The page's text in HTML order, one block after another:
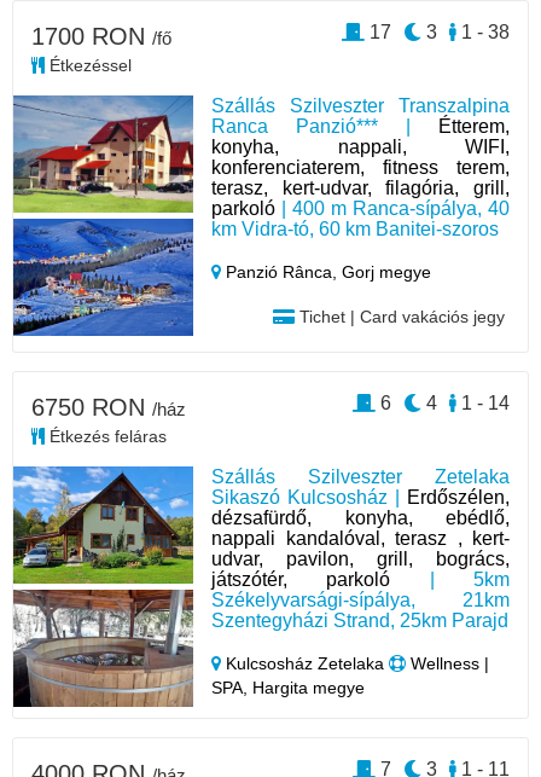
Szállás Szilveszter Transzalpina
Ranca Panzió*** |
Étterem,
konyha, nappali, WIFI,
konferenciaterem, fitness terem,
terasz, kert-udvar, filagória, grill,
parkoló | 400 m Ranca-sípálya, 40
km Vidra-tó, 60 km Banitei-szoros
Panzió Rânca,Gorj megye
Tichet | Card vakációs jegy
1700 RON /fő
Étkezéssel
1 - 38
3
17
Szállás Szilveszter Zetelaka
Sikaszó Kulcsosház |
Erdőszélen,
dézsafürdő, konyha, ebédlő,
nappali kandalóval, terasz , kert-
udvar, pavilon, grill, bogrács,
játszótér, parkoló | 5km
Székelyvarsági-sípálya, 21km
Szentegyházi Strand, 25km Parajd
Kulcsosház Zetelaka
Wellness |
SPA, Hargita megye
6750 RON /ház
Étkezés feláras
1 - 14
4
6
1 - 11
3
7